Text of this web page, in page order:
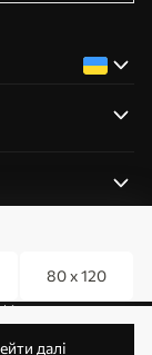
80 x 120
далі
Власник: